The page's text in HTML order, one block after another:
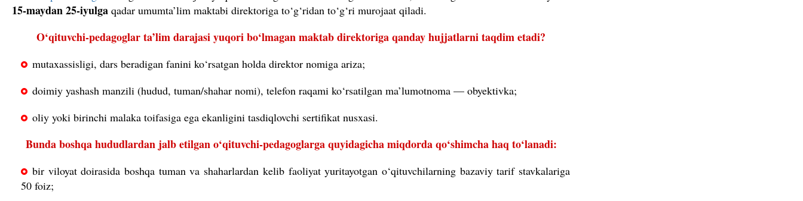
15-maydan 25-iyulga qadar umumta’lim maktabi direktoriga to‘g‘ridan to‘g‘ri murojaat qiladi.
O‘qituvchi-pedagoglar ta’lim darajasi yuqori bo‘lmagan maktab direktoriga qanday hujjatlarni taqdim etadi?
mutaxassisligi, dars beradigan fanini ko‘rsatgan holda direktor nomiga ariza;
doimiy yashash manzili (hudud, tuman/shahar nomi), telefon raqami ko‘rsatilgan ma’lumotnoma — obyektivka;
oliy yoki birinchi malaka toifasiga ega ekanligini tasdiqlovchi sertifikat nusxasi.
Bunda boshqa hududlardan jalb etilgan o‘qituvchi-pedagoglarga quyidagicha miqdorda qo‘shimcha haq to‘lanadi:
bir viloyat doirasida boshqa tuman va shaharlardan kelib faoliyat yuritayotgan o‘qituvchilarning bazaviy tarif stavkalariga
50 foiz;